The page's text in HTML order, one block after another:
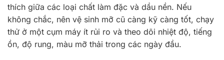
thích giữa các loại chất làm đặc và dầu nền. Nếu
không chắc, nên vệ sinh mỡ cũ càng kỹ càng tốt, chạy
thử ở một cụm máy ít rủi ro và theo dõi nhiệt độ, tiếng
ồn, độ rung, màu mỡ thải trong các ngày đầu.